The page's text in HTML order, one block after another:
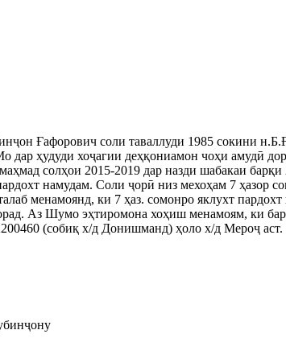
Ғафорович соли таваллуди 1985 сокини
дар ҳудуди хоҷагии деҳқониамон чоҳи амудӣ
солҳои 2015-2019 дар назди шабакаи
намудам. Соли ҷорӣ низ мехоҳам 7 ҳазор
менамоянд, ки 7 ҳаз. сомонро яклухт
Аз Шумо эҳтиромона хоҳиш менамоям, ки
(собиқ х/д Донишманд) ҳоло х/д Мероҷ аст.